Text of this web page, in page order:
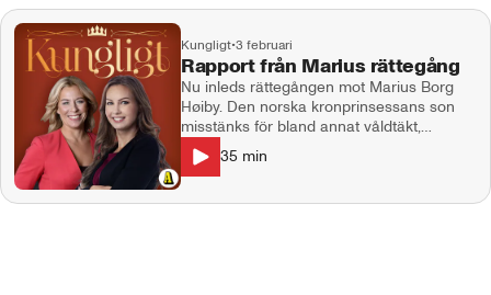
Kungligt•3 februari
Rapport från Marius rättegång
Nu inleds rättegången mot Marius Borg
Høiby. Den norska kronprinsessans son
misstänks för bland annat våldtäkt,
misshandel i nära relation och
narkotikabrott. I dagens avsnitt går vi
svarar på era frågor om "bonusprinsen".
35 min